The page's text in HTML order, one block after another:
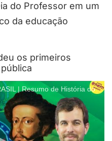
do Professor em um
da educação
os primeiros
| Resumo de História do